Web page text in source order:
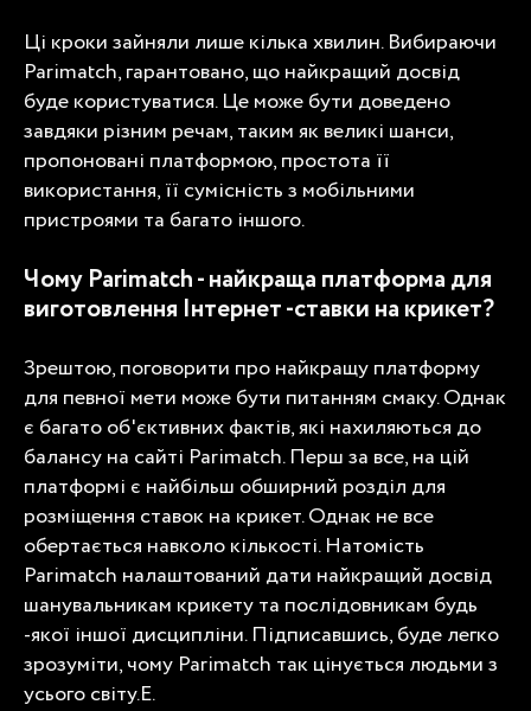
Ці кроки зайняли лише кілька хвилин. Вибираючи
Parimatch, гарантовано, що найкращий досвід
буде користуватися. Це може бути доведено
завдяки різним речам, таким як великі шанси,
пропоновані платформою, простота її
використання, її сумісність з мобільними
пристроями та багато іншого.
Чому Parimatch - найкраща платформа для
виготовлення Інтернет -ставки на крикет?
Зрештою, поговорити про найкращу платформу
для певної мети може бути питанням смаку. Однак
є багато об'єктивних фактів, які нахиляються до
балансу на сайті Parimatch. Перш за все, на цій
платформі є найбільш обширний розділ для
розміщення ставок на крикет. Однак не все
обертається навколо кількості. Натомість
Parimatch налаштований дати найкращий досвід
шанувальникам крикету та послідовникам будь
-якої іншої дисципліни. Підписавшись, буде легко
зрозуміти, чому Parimatch так цінується людьми з
усього світу.Е.